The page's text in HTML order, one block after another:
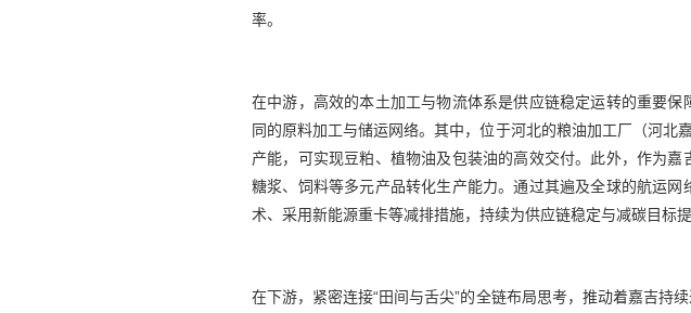
率。
在中游，高效的本土加工与物流体系是供应链稳定运转的重要
同的原料加工与储运网络。其中，位于河北的粮油加工厂（河
产能，可实现豆粕、植物油及包装油的高效交付。此外，作为
糖浆、饲料等多元产品转化生产能力。通过其遍及全球的航运
术、采用新能源重卡等减排措施，持续为供应链稳定与减碳目标提
在下游，紧密连接“田间与舌尖”的全链布局思考，推动着嘉吉持